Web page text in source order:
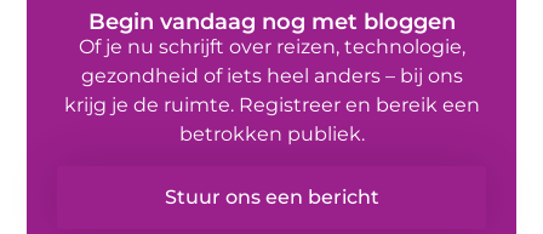
Begin vandaag nog met bloggen
Of je nu schrijft over reizen, technologie,
gezondheid of iets heel anders – bij ons
krijg je de ruimte. Registreer en bereik een
betrokken publiek.
Stuur ons een bericht